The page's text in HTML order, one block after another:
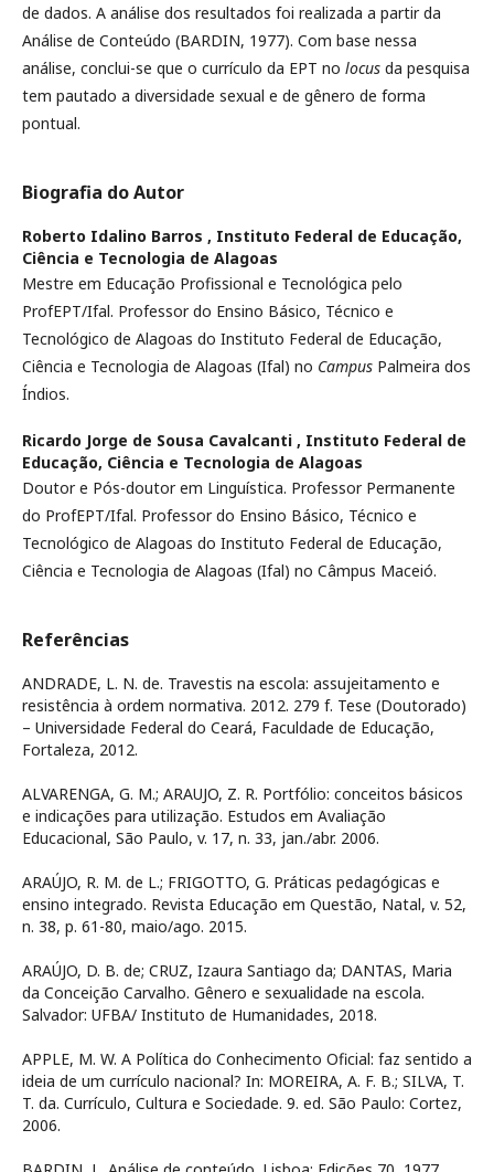
de dados. A análise dos resultados foi realizada a partir da
Análise de Conteúdo (BARDIN, 1977). Com base nessa
análise, conclui-se que o currículo da EPT no locus da pesquisa
tem pautado a diversidade sexual e de gênero de forma
pontual.
Biografia do Autor
Roberto Idalino Barros , Instituto Federal de Educação,
Ciência e Tecnologia de Alagoas
Mestre em Educação Profissional e Tecnológica pelo
ProfEPT/Ifal. Professor do Ensino Básico, Técnico e
Tecnológico de Alagoas do Instituto Federal de Educação,
Ciência e Tecnologia de Alagoas (Ifal) no Campus Palmeira dos
Índios.
Ricardo Jorge de Sousa Cavalcanti , Instituto Federal de
Educação, Ciência e Tecnologia de Alagoas
Doutor e Pós-doutor em Linguística. Professor Permanente
do ProfEPT/Ifal. Professor do Ensino Básico, Técnico e
Tecnológico de Alagoas do Instituto Federal de Educação,
Ciência e Tecnologia de Alagoas (Ifal) no Câmpus Maceió.
Referências
ANDRADE, L. N. de. Travestis na escola: assujeitamento e
resistência à ordem normativa. 2012. 279 f. Tese (Doutorado)
– Universidade Federal do Ceará, Faculdade de Educação,
Fortaleza, 2012.
ALVARENGA, G. M.; ARAUJO, Z. R. Portfólio: conceitos básicos
e indicações para utilização. Estudos em Avaliação
Educacional, São Paulo, v. 17, n. 33, jan./abr. 2006.
ARAÚJO, R. M. de L.; FRIGOTTO, G. Práticas pedagógicas e
ensino integrado. Revista Educação em Questão, Natal, v. 52,
n. 38, p. 61-80, maio/ago. 2015.
ARAÚJO, D. B. de; CRUZ, Izaura Santiago da; DANTAS, Maria
da Conceição Carvalho. Gênero e sexualidade na escola.
Salvador: UFBA/ Instituto de Humanidades, 2018.
APPLE, M. W. A Política do Conhecimento Oficial: faz sentido a
ideia de um currículo nacional? In: MOREIRA, A. F. B.; SILVA, T.
T. da. Currículo, Cultura e Sociedade. 9. ed. São Paulo: Cortez,
2006.